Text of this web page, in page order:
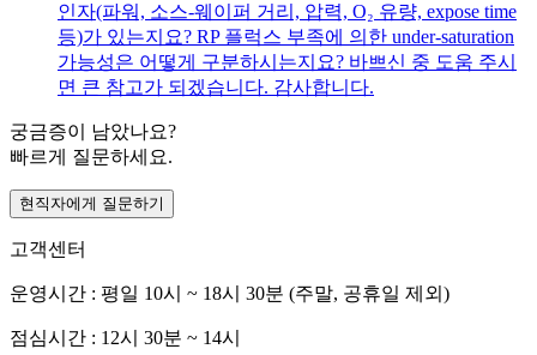
인자(파워, 소스-웨이퍼 거리, 압력, O₂ 유량, expose time
등)가 있는지요? RP 플럭스 부족에 의한 under-saturation
가능성은 어떻게 구분하시는지요? 바쁘신 중 도움 주시
면 큰 참고가 되겠습니다. 감사합니다.
궁금증이 남았나요?
빠르게 질문하세요.
현직자에게 질문하기
고객센터
운영시간 : 평일 10시 ~ 18시 30분 (주말, 공휴일 제외)
점심시간 : 12시 30분 ~ 14시